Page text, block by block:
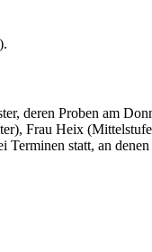
deren Proben am
Frau Heix
statt, an